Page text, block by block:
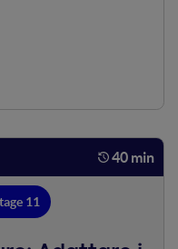
40 min
11